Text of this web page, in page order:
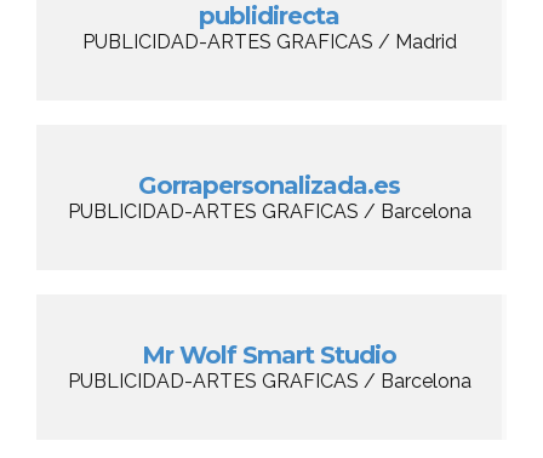
publidirecta
PUBLICIDAD-ARTES GRAFICAS / Madrid
Gorrapersonalizada.es
PUBLICIDAD-ARTES GRAFICAS / Barcelona
Mr Wolf Smart Studio
PUBLICIDAD-ARTES GRAFICAS / Barcelona